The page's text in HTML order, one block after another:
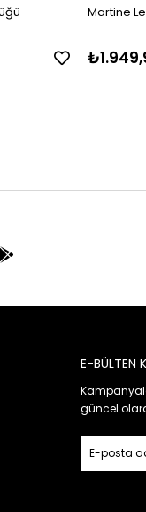
Martine
E-BÜLTEN
güncel